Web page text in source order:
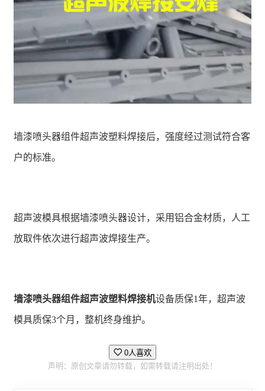
墙漆喷头器组件超声波塑料焊接后，强度经过测试符合客
户的标准。
超声波模具根据墙漆喷头器设计，采用铝合金材质，人工
放取件依次进行超声波焊接生产。
墙漆喷头器组件超声波塑料焊接机设备质保1年，超声波
模具质保3个月，整机终身维护。
0人喜欢
声明：原创文章请勿转载，如需转载请注明出处！